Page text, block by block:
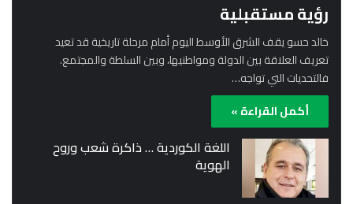
رؤية مستقبلية
خالد حسو يقف الشرق الأوسط اليوم أمام مرحلة تاريخية قد تعيد
تعريف العلاقة بين الدولة ومواطنيها، وبين السلطة والمجتمع.
فالتحديات التي تواجه…
أكمل القراءة »
اللغة الكوردية … ذاكرة شعب وروح
الهوية